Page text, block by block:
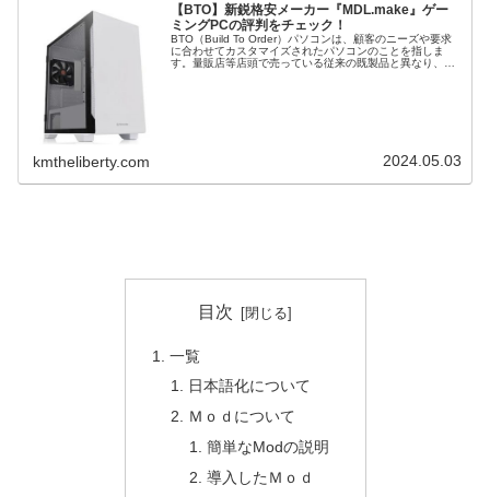
【BTO】新鋭格安メーカー『MDL.make』ゲー
ミングPCの評判をチェック！
BTO（Build To Order）パソコンは、顧客のニーズや要求
に合わせてカスタマイズされたパソコンのことを指しま
す。量販店等店頭で売っている従来の既製品と異なり、
kmtheliberty.com 2024.05.03
目次
一覧
日本語化について
Ｍｏｄについて
簡単なModの説明
導入したＭｏｄ